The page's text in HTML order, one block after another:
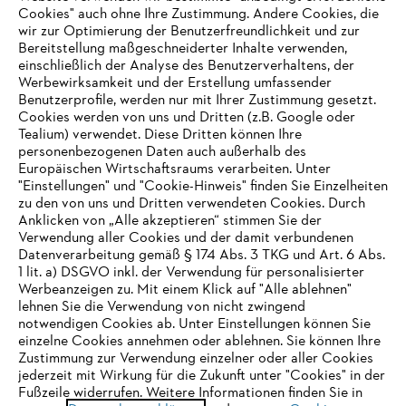
Unternehmen
Häufig gestellte Fragen
Service
IHR BROWSER WIRD NICHT
UNTERSTÜTZT
Sie nutzen einen Browser, den wir noch nicht unterstützen. Für
eine optimale Nutzung unserer Seite empfehlen wir Ihnen, zu
Cookies" auch ohne Ihre Zustimmung. Andere Cookies, die
wir zur Optimierung der Benutzerfreundlichkeit und zur
Bereitstellung maßgeschneiderter Inhalte verwenden,
einschließlich der Analyse des Benutzerverhaltens, der
Werbewirksamkeit und der Erstellung umfassender
Benutzerprofile, werden nur mit Ihrer Zustimmung gesetzt.
Cookies werden von uns und Dritten (z.B. Google oder
Tealium) verwendet. Diese Dritten können Ihre
personenbezogenen Daten auch außerhalb des
Europäischen Wirtschaftsraums verarbeiten. Unter
"Einstellungen" und "Cookie-Hinweis" finden Sie Einzelheiten
zu den von uns und Dritten verwendeten Cookies. Durch
Anklicken von „Alle akzeptieren“ stimmen Sie der
Verwendung aller Cookies und der damit verbundenen
Datenverarbeitung gemäß § 174 Abs. 3 TKG und Art. 6 Abs.
1 lit. a) DSGVO inkl. der Verwendung für personalisierter
Werbeanzeigen zu. Mit einem Klick auf "Alle ablehnen"
lehnen Sie die Verwendung von nicht zwingend
notwendigen Cookies ab. Unter Einstellungen können Sie
einzelne Cookies annehmen oder ablehnen. Sie können Ihre
Zustimmung zur Verwendung einzelner oder aller Cookies
jederzeit mit Wirkung für die Zukunft unter "Cookies" in der
Fußzeile widerrufen. Weitere Informationen finden Sie in